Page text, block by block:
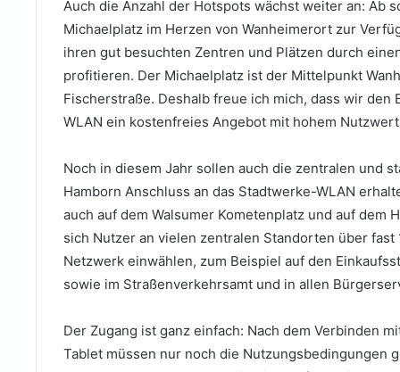
Auch die Anzahl der Hotspots wächst weiter an: Ab
Michaelplatz im Herzen von Wanheimerort zur
ihren gut besuchten Zentren und Plätzen durch
profitieren. Der Michaelplatz ist der Mittelpunkt
Fischerstraße. Deshalb freue ich mich, dass wir
WLAN ein kostenfreies Angebot mit hohem
Noch in diesem Jahr sollen auch die zentralen und
Hamborn Anschluss an das Stadtwerke-WLAN
auch auf dem Walsumer Kometenplatz und auf
sich Nutzer an vielen zentralen Standorten über
Netzwerk einwählen, zum Beispiel auf den
sowie im Straßenverkehrsamt und in allen
Der Zugang ist ganz einfach: Nach dem Verbinden
Tablet müssen nur noch die Nutzungsbedingungen